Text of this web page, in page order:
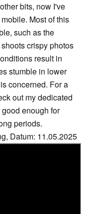
bits, now I've
Most of this
such as the
crispy photos
result in
stumble in lower
concerned. For a
out my dedicated
enough for
periods.
Datum: 11.05.2025